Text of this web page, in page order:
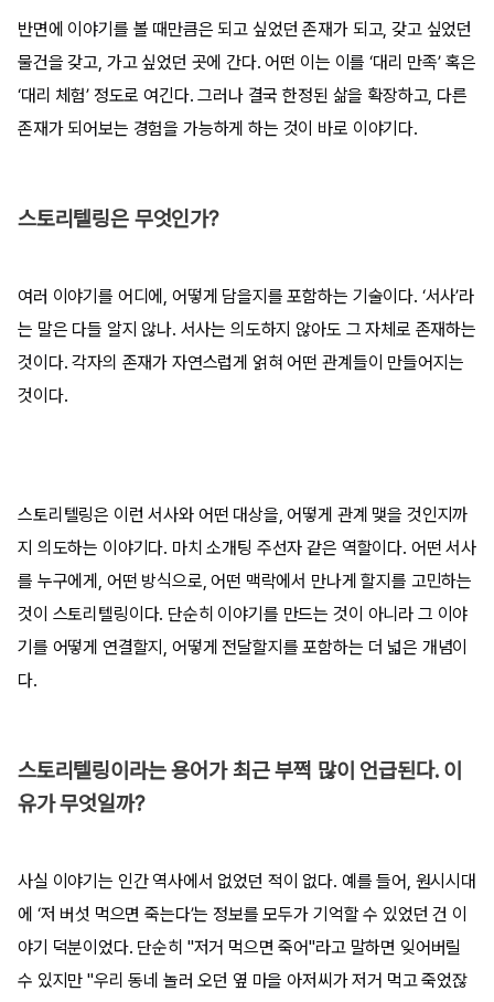
반면에 이야기를 볼 때만큼은 되고 싶었던 존재가 되고, 갖고 싶었던
물건을 갖고, 가고 싶었던 곳에 간다. 어떤 이는 이를 ‘대리 만족’ 혹은
‘대리 체험’ 정도로 여긴다. 그러나 결국 한정된 삶을 확장하고, 다른
존재가 되어보는 경험을 가능하게 하는 것이 바로 이야기다.
스토리텔링은 무엇인가?
여러 이야기를 어디에, 어떻게 담을지를 포함하는 기술이다. ‘서사’라
는 말은 다들 알지 않나. 서사는 의도하지 않아도 그 자체로 존재하는
것이다. 각자의 존재가 자연스럽게 얽혀 어떤 관계들이 만들어지는
것이다.
스토리텔링은 이런 서사와 어떤 대상을, 어떻게 관계 맺을 것인지까
지 의도하는 이야기다. 마치 소개팅 주선자 같은 역할이다. 어떤 서사
를 누구에게, 어떤 방식으로, 어떤 맥락에서 만나게 할지를 고민하는
것이 스토리텔링이다. 단순히 이야기를 만드는 것이 아니라 그 이야
기를 어떻게 연결할지, 어떻게 전달할지를 포함하는 더 넓은 개념이
다.
스토리텔링이라는 용어가 최근 부쩍 많이 언급된다. 이
유가 무엇일까?
사실 이야기는 인간 역사에서 없었던 적이 없다. 예를 들어, 원시시대
에 ‘저 버섯 먹으면 죽는다’는 정보를 모두가 기억할 수 있었던 건 이
야기 덕분이었다. 단순히 "저거 먹으면 죽어"라고 말하면 잊어버릴
수 있지만 "우리 동네 놀러 오던 옆 마을 아저씨가 저거 먹고 죽었잖